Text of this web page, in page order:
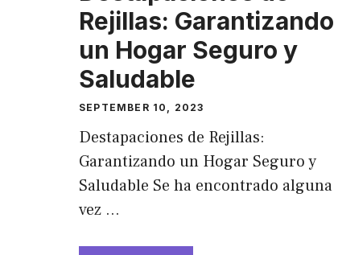
Rejillas: Garantizando
un Hogar Seguro y
Saludable
SEPTEMBER 10, 2023
Destapaciones de Rejillas:
Garantizando un Hogar Seguro y
Saludable Se ha encontrado alguna
vez …